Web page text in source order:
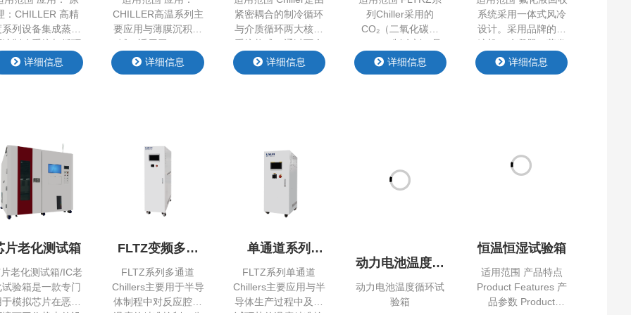
：CHILLER 高精
系列设备集成蒸汽
缩制冷系统与循环
质系统，进行制冷
热，可实现高精度
高精度控温： 采用
PID算法或PLC控
制，实现温度波动
≤±0.005℃，适用于
精密制造场景。 2.
场景适配： 支持氟
、DI水等不同介质
使用。 产品特点
Features …
详细信息
CHILLER高温系列主
要应用与薄膜沉积领
域，适用于CVD、
PECVD、MOCVD等
需要带走高温热量的
口温度最高可达
300℃。 2、控温精
准：采用智能算法，
速响应、控制精度
好的温度跟随性。
3、节约能耗:采用变
频自适应调节、软启
动等技术，实现…
详细信息
紧密耦合的制冷循环
与介质循环两大核心
系统构成，通过两个
循环通道间的介质
gao 效换热，实现对
冷剂在系统中循环，
通过压缩、冷凝、节
现制冷； 同时，载冷
剂（介质）在独立的
过板换换热器将冷量
持续…
详细信息
列Chiller采用的
CO₂（二氧化碳，
R744）制冷剂，是
契合全球“双碳”战略
与huan 保趋势的gao
品参数 Product
Parameter
详细信息
系统采用一体式风冷
设计。采用品牌的压
缩机、冷凝器、蒸发
器等部件，形成制冷
系统提供冷源，蒸发
品参数 Product
Parameter 控制系统
触摸屏可实现所有温
度监视功能。 同时，
…
详细信息
芯片老化测试箱
⽚⽼化测试箱/IC老
试验箱是⼀款专⻔
于模拟芯⽚在恶劣
境下⼯作状态的设
，通过精确控制温
详细信息
FLTZ变频多通
FLTZ系列多通道
Chillers主要用于半导
体制程中对反应腔室
温度的精准控制，公
司在系统中应用多种
详细信息
单通道系列
Chiller
FLTZ系列单通道
Chillers主要应用与半
导体生产过程中及测
试环节的温度精准控
制，公司在系统中应
详细信息
动力电池温度循环试
验箱
详细信息
适用范围 产品特点
Product Features 产
品参数 Product
Parameter
详细信息